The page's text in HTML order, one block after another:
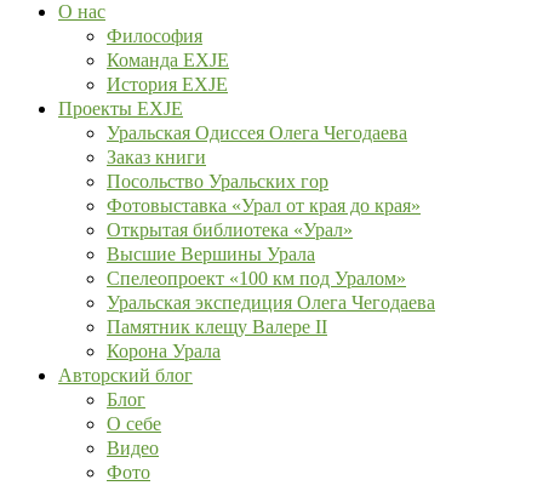
О нас
Философия
Команда EXJE
История EXJE
Проекты EXJE
Уральская Одиссея Олега Чегодаева
Заказ книги
Посольство Уральских гор
Фотовыставка «Урал от края до края»
Открытая библиотека «Урал»
Высшие Вершины Урала
Спелеопроект «100 км под Уралом»
Уральская экспедиция Олега Чегодаева
Памятник клещу Валере II
Корона Урала
Авторский блог
Блог
О себе
Видео
Фото